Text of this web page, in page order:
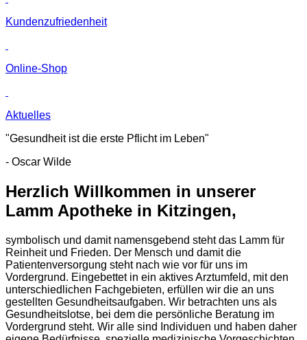
Kunden­zufriedenheit
Online-Shop
Aktuelles
"Gesundheit ist die erste Pflicht im Leben"
- Oscar Wilde
Herzlich Willkommen in unserer
Lamm Apotheke in Kitzingen,
symbolisch und damit namensgebend steht das Lamm für
Reinheit und Frieden. Der Mensch und damit die
Patientenversorgung steht nach wie vor für uns im
Vordergrund. Eingebettet in ein aktives Arztumfeld, mit den
unterschiedlichen Fachgebieten, erfüllen wir die an uns
gestellten Gesundheitsaufgaben. Wir betrachten uns als
Gesundheitslotse, bei dem die persönliche Beratung im
Vordergrund steht. Wir alle sind Individuen und haben daher